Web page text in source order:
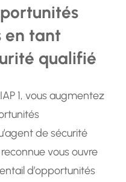
en tant
qualifié
1, vous augmentez
de sécurité
vous ouvre
d’opportunités